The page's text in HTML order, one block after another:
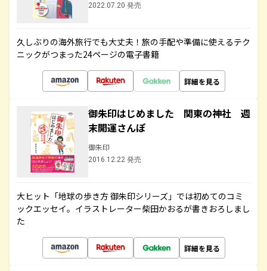
2022.07.20 発売
久しぶりの海外旅行でも大丈夫！旅の手配や準備に使えるテク
ニックがつまった24ページの電子書籍
詳細を見る
御朱印はじめました 関東の神社 週
末開運さんぽ
御朱印
2016.12.22 発売
大ヒット「地球の歩き方 御朱印シリーズ」では初めてのコミ
ックエッセイ。イラストレーター柴田かおるが書きおろしまし
た
詳細を見る